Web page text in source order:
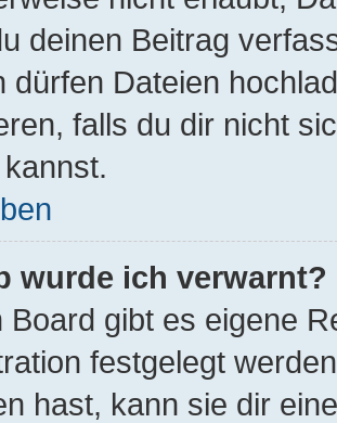
deinen Beitrag
dürfen Dateien
falls du dir nicht
wurde ich verwarnt?
Board gibt es eigene
festgelegt
hast, kann sie dir